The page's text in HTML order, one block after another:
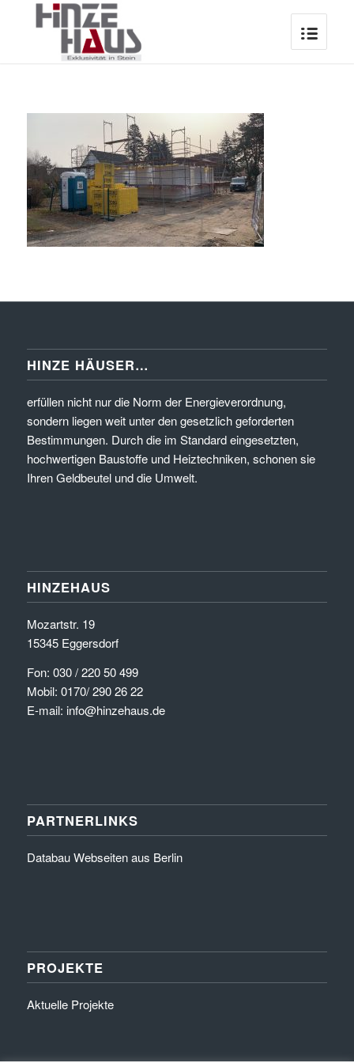
HINZE HÄUSER…
erfüllen nicht nur die Norm der Energieverordnung,
sondern liegen weit unter den gesetzlich geforderten
Bestimmungen. Durch die im Standard eingesetzten,
hochwertigen Baustoffe und Heiztechniken, schonen sie
Ihren Geldbeutel und die Umwelt.
HINZEHAUS
Mozartstr. 19
15345 Eggersdorf
Fon: 030 / 220 50 499
Mobil: 0170/ 290 26 22
E-mail: info@hinzehaus.de
PARTNERLINKS
Databau Webseiten aus Berlin
PROJEKTE
Aktuelle Projekte